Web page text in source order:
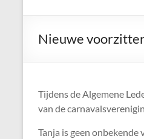
Keien
Carnavalsvereniging
Nieuwe
Tijdens de Algemene
van de
Tanja is geen